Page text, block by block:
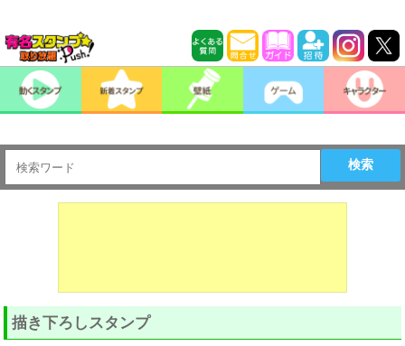
検索
描き下ろしスタンプ